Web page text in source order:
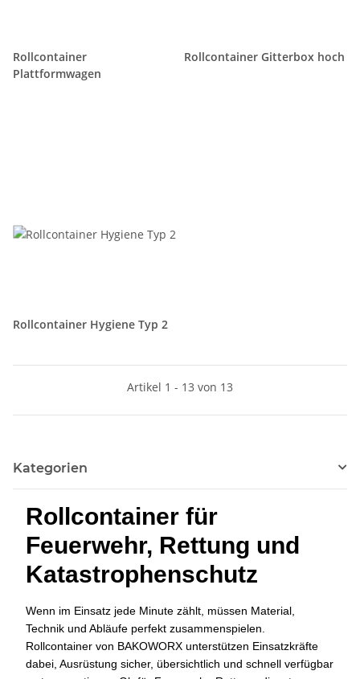
Rollcontainer
Plattformwagen
Rollcontainer Gitterbox hoch
Rollcontainer Hygiene Typ 2
Artikel 1 - 13 von 13
Kategorien
Rollcontainer für
Feuerwehr, Rettung und
Katastrophenschutz
Wenn im Einsatz jede Minute zählt, müssen Material,
Technik und Abläufe perfekt zusammenspielen.
Rollcontainer von BAKOWORX unterstützen Einsatzkräfte
dabei, Ausrüstung sicher, übersichtlich und schnell verfügbar